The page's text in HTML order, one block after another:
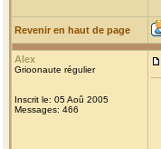
Revenir en haut de page
Alex
Grioonaute régulier
Inscrit le: 05 Aoû 2005
Messages: 466